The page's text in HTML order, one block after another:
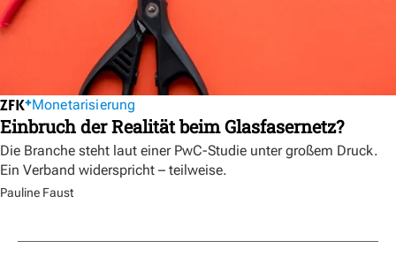
Monetarisierung
Einbruch der Realität beim Glasfasernetz?
Die Branche steht laut einer PwC-Studie unter großem Druck.
Ein Verband widerspricht – teilweise.
Pauline Faust